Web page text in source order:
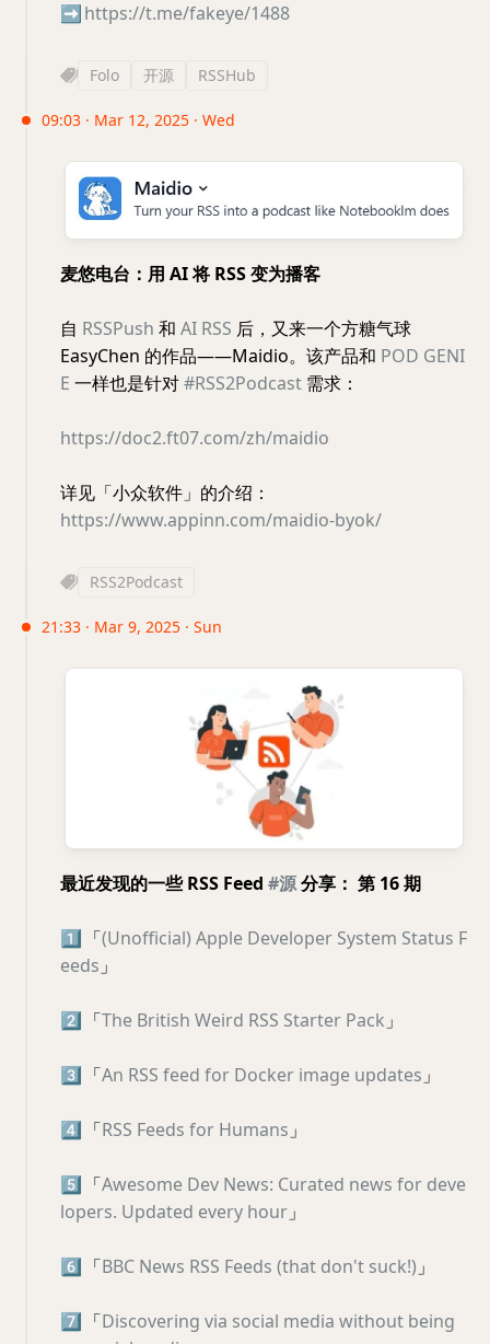
➡️https://t.me/fakeye/1488
Folo 开源 RSSHub
09:03 · Mar 12, 2025 · Wed
麦悠电台：用 AI 将 RSS 变为播客
自 RSSPush 和 AI RSS 后，又来一个方糖气球
EasyChen 的作品——Maidio。该产品和 POD GENI
E 一样也是针对#RSS2Podcast 需求：
https://doc2.ft07.com/zh/maidio
详见「小众软件」的介绍：
https://www.appinn.com/maidio-byok/
RSS2Podcast
21:33 · Mar 9, 2025 · Sun
最近发现的一些 RSS Feed #源分享： 第 16 期
1️⃣ 「(Unofficial) Apple Developer System Status F
eeds 」
2️⃣ 「The British Weird RSS Starter Pack 」
3️⃣ 「An RSS feed for Docker image updates 」
4️⃣ 「RSS Feeds for Humans 」
5️⃣ 「Awesome Dev News: Curated news for deve
lopers. Updated every hour 」
6️⃣ 「BBC News RSS Feeds (that don't suck!) 」
7️⃣ 「Discovering via social media without being